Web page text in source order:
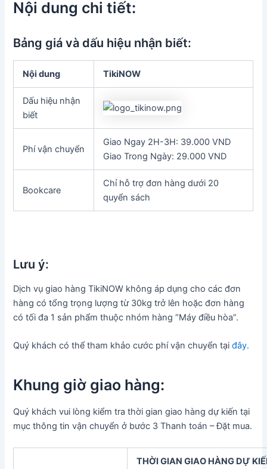
Nội dung chi tiết:
Bảng giá và dấu hiệu nhận biết:
Nội dung TikiNOW
Dấu hiệu nhận
biết
Phí vận chuyển
Giao Ngay 2H-3H: 39.000 VND
Giao Trong Ngày: 29.000 VND
Bookcare
Chỉ hỗ trợ đơn hàng dưới 20
quyển sách
Lưu ý:
Dịch vụ giao hàng TikiNOW không áp dụng cho các đơn
hàng có tổng trọng lượng từ 30kg trở lên hoặc đơn hàng
có tối đa 1 sản phẩm thuộc nhóm hàng “Máy điều hòa”.
Quý khách có thể tham khảo cước phí vận chuyển tạiđây.
Khung giờ giao hàng:
Quý khách vui lòng kiểm tra thời gian giao hàng dự kiến tại
mục thông tin vận chuyển ở bước 3 Thanh toán – Đặt mua.
THỜI GIAN GIAO HÀNG DỰ